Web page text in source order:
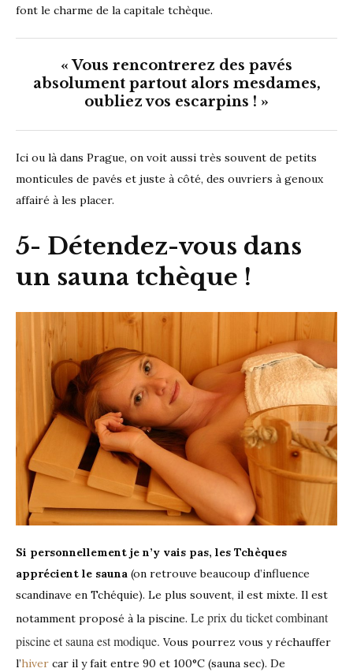
font le charme de la capitale tchèque.
« Vous rencontrerez des pavés
absolument partout alors mesdames,
oubliez vos escarpins ! »
Ici ou là dans Prague, on voit aussi très souvent de petits
monticules de pavés et juste à côté, des ouvriers à genoux
affairé à les placer.
5- Détendez-vous dans
un sauna tchèque !
Si personnellement je n’y vais pas, les Tchèques
apprécient le sauna (on retrouve beaucoup d’influence
scandinave en Tchéquie). Le plus souvent, il est mixte. Il est
notamment proposé à la piscine. Le prix du ticket combinant
piscine et sauna est modique. Vous pourrez vous y réchauffer
l’hiver car il y fait entre 90 et 100°C (sauna sec). De